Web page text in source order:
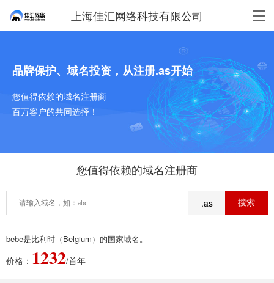
上海佳汇网络科技有限公司
品牌保护、域名投资，从注册.as开始
您值得依赖的域名注册商
百万客户的共同选择！
您值得依赖的域名注册商
.as
bebe是比利时（Belgium）的国家域名。
价格： 1232/首年